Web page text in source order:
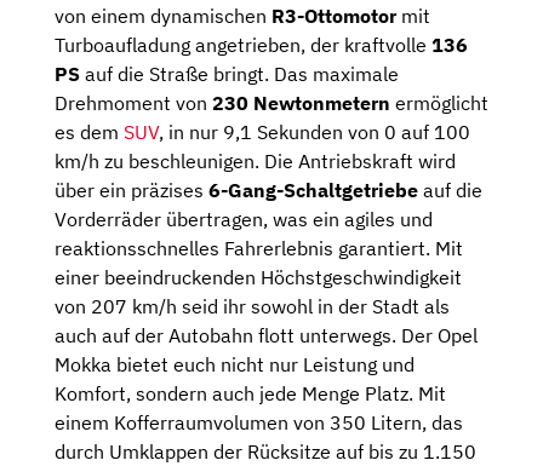
von einem dynamischen R3-Ottomotormit
Turboaufladung angetrieben, der kraftvolle 136
PS auf die Straße bringt. Das maximale
Drehmoment von 230 Newtonmetern ermöglicht
es dem SUV, in nur 9,1 Sekunden von 0 auf 100
km/h zu beschleunigen. Die Antriebskraft wird
über ein präzises 6-Gang-Schaltgetriebe auf die
Vorderräder übertragen, was ein agiles und
reaktionsschnelles Fahrerlebnis garantiert. Mit
einer beeindruckenden Höchstgeschwindigkeit
von 207 km/h seid ihr sowohl in der Stadt als
auch auf der Autobahn flott unterwegs. Der Opel
Mokka bietet euch nicht nur Leistung und
Komfort, sondern auch jede Menge Platz. Mit
einem Kofferraumvolumen von 350 Litern, das
durch Umklappen der Rücksitze auf bis zu 1.150